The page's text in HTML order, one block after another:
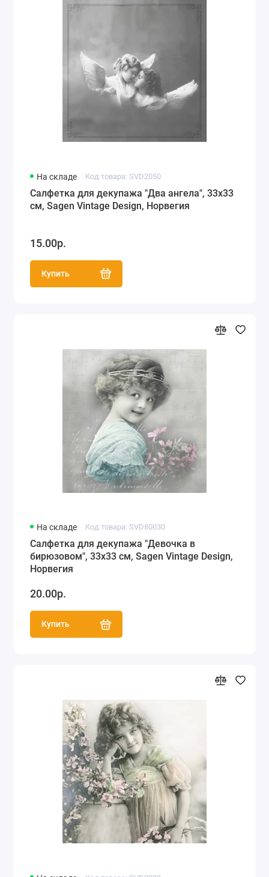
Любовь, свадьба (74)
На складе Код товара: SVD2050
Салфетка для декупажа "Два ангела", 33х33
см, Sagen Vintage Design, Норвегия
15.00р.
Купить
На складе Код товара: SVD80030
Салфетка для декупажа "Девочка в
бирюзовом", 33х33 см, Sagen Vintage Design,
Норвегия
20.00р.
Купить